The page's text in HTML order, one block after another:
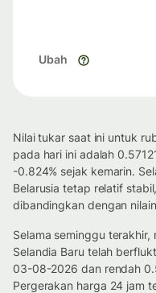
Ubah
Nilai tukar saat ini untuk
pada hari ini adalah
-0.824% sejak kemarin.
Belarusia tetap relatif
dibandingkan dengan
Selama seminggu
Selandia Baru telah
03-08-2026 dan rendah
Pergerakan harga 24 jam